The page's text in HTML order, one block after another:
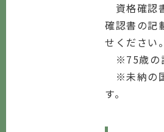
資格確認
確認書の記
せください
※75歳の
※未納の
す。